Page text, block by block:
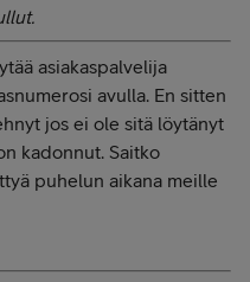
asiakaspalvelija
avulla. En sitten
jos ei ole sitä löytänyt
kadonnut. Saitko
puhelun aikana meille